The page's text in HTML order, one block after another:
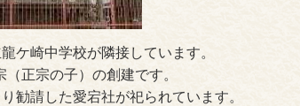
ケ崎中学校が隣接しています。
正宗の子）の創建です。
勧請した愛宕社が祀られています。